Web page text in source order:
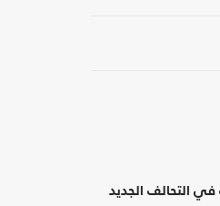
في التحالف الجديد